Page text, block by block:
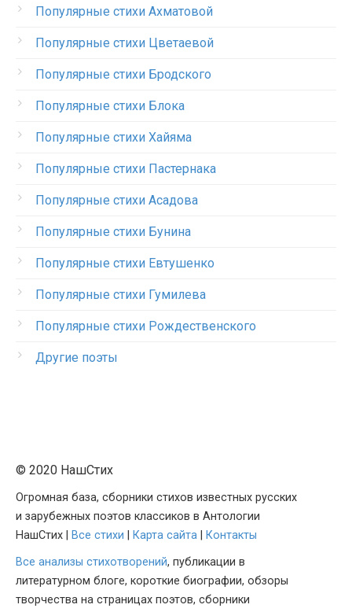
Популярные стихи Ахматовой
Популярные стихи Цветаевой
Популярные стихи Бродского
Популярные стихи Блока
Популярные стихи Хайяма
Популярные стихи Пастернака
Популярные стихи Асадова
Популярные стихи Бунина
Популярные стихи Евтушенко
Популярные стихи Гумилева
Популярные стихи Рождественского
Другие поэты
© 2020 НашСтих
Огромная база, сборники стихов известных русских
и зарубежных поэтов классиков в Антологии
НашСтих |
Все стихи Карта сайта
Контакты
Все анализы стихотворений, публикации в
литературном блоге, короткие биографии, обзоры
творчества на страницах поэтов, сборники